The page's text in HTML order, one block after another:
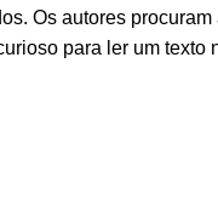
Os autores
para ler um texto